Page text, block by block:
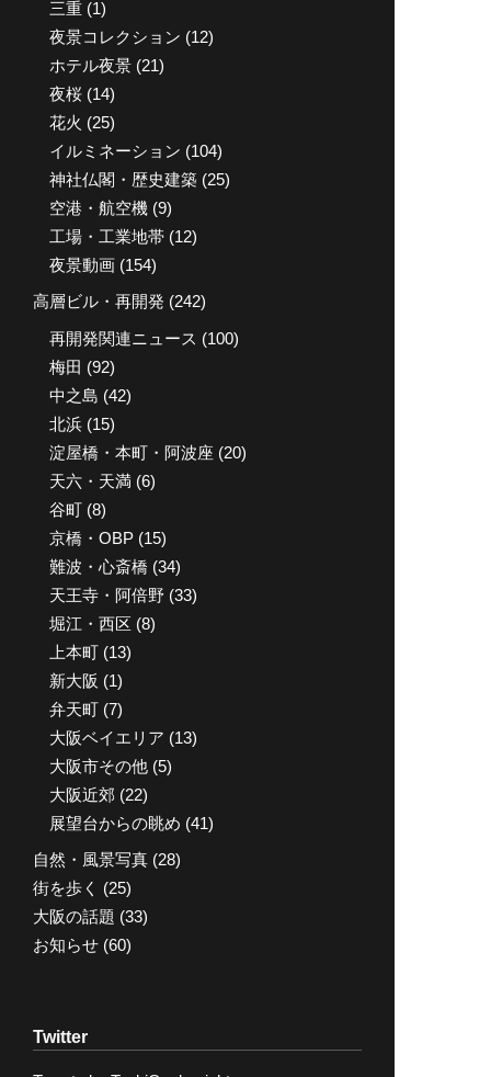
三重 (1)
夜景コレクション (12)
ホテル夜景 (21)
夜桜 (14)
花火 (25)
イルミネーション (104)
神社仏閣・歴史建築 (25)
空港・航空機 (9)
工場・工業地帯 (12)
夜景動画 (154)
高層ビル・再開発 (242)
再開発関連ニュース (100)
梅田 (92)
中之島 (42)
北浜 (15)
淀屋橋・本町・阿波座 (20)
天六・天満 (6)
谷町 (8)
京橋・OBP (15)
難波・心斎橋 (34)
天王寺・阿倍野 (33)
堀江・西区 (8)
上本町 (13)
新大阪 (1)
弁天町 (7)
大阪ベイエリア (13)
大阪市その他 (5)
大阪近郊 (22)
展望台からの眺め (41)
自然・風景写真 (28)
街を歩く (25)
大阪の話題 (33)
お知らせ (60)
Twitter